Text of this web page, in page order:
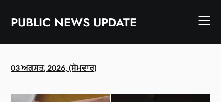
contentPUBLIC NEWS UPDATE
03 ਅਗਸਤ, 2026, (ਸੋਮਵਾਰ)